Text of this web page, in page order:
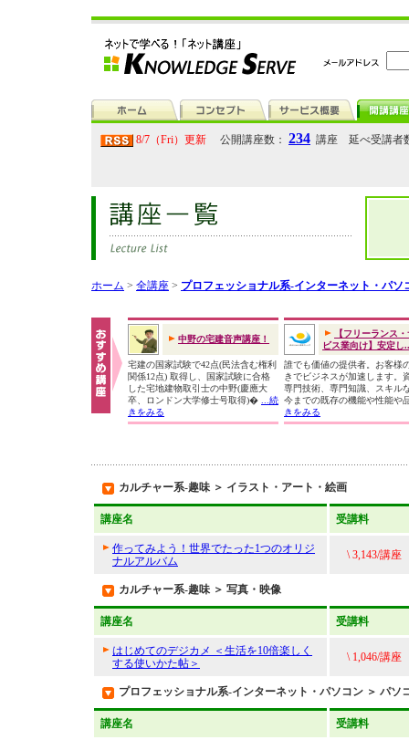
8/7（Fri）更新 公開講座数： 234 講座 延べ受講者
ホーム > 全講座 > プロフェッショナル系-インターネット・パソ
中野の宅建音声講座！
宅建の国家試験で42点(民法含む権利
関係12点) 取得し、国家試験に合格
した宅地建物取引士の中野(慶應大
卒、ロンドン大学修士号取得)�
...続
きをみる
【フリーランス
ビス業向け】安定し
誰でも価値の提供者。お客様
きでビジネスが加速します。
専門技術、専門知識、スキル
今までの既存の機能や性能や
きをみる
カルチャー系-趣味 ＞ イラスト・アート・絵画
講座名 受講料
作ってみよう！世界でたった1つのオリジ
ナルアルバム
\ 3,143/講座
カルチャー系-趣味 ＞ 写真・映像
講座名 受講料
はじめてのデジカメ ＜生活を10倍楽しく
する使いかた帖＞
\ 1,046/講座
プロフェッショナル系-インターネット・パソコン ＞ パソ
講座名 受講料